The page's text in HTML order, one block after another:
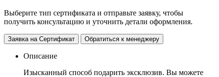
Выберите тип сертификата и отправьте заявку, чтобы
получить консультацию и уточнить детали оформления.
Заявка на Сертификат Обратиться к менеджеру
Описание
Изысканный способ подарить эксклюзив. Вы можете